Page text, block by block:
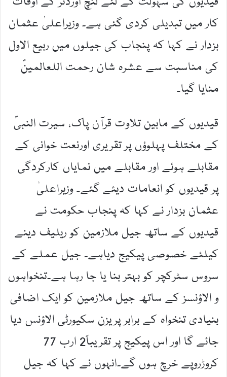
کار میں تبدیلی کردی گئی ہے۔ وزیراعلیٰ عثمان
بزدار نے کہا کہ پنجاب کی جیلوں میں ربیع الاول
کی مناسبت سے عشرہ شان رحمت اللعالمینؐ
منایا گیا۔
قیدیوں کے مابین تلاوت قرآن پاک، سیرت النبیؐ
کے مختلف پہلوؤں پر تقریری اورنعت خوانی کے
مقابلے ہوئے اور مقابلے میں نمایاں کارکردگی
پر قیدیوں کو انعامات دیئے گئے۔ وزیراعلیٰ
عثمان بزدار نے کہا کہ پنجاب حکومت نے
قیدیوں کے ساتھ جیل ملازمین کو ریلیف دینے
کیلئے خصوصی پیکیج دیاہے۔ جیل عملے کے
سروس سٹرکچر کو بہتر بنا یا جا رہا ہے۔تنخواہوں
و الاؤنسز کے ساتھ جیل ملازمین کو ایک اضافی
بنیادی تنخواہ کے برابر پریزن سکیورٹی الاؤنس دیا
جائے گا اور اس پیکیج پر تقریباً2 ارب 77
کروڑروپے خرچ ہوں گے۔انہوں نے کہا کہ جیل